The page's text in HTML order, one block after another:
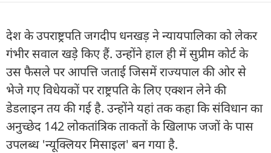
देश के उपराष्ट्रपति जगदीप धनखड़ ने न्यायपालिका को लेकर
गंभीर सवाल खड़े किए हैं. उन्होंने हाल ही में सुप्रीम कोर्ट के
उस फैसले पर आपत्ति जताई जिसमें राज्यपाल की ओर से
भेजे गए विधेयकों पर राष्ट्रपति के लिए एक्शन लेने की
डेडलाइन तय की गई है. उन्होंने यहां तक कहा कि संविधान का
अनुच्छेद 142 लोकतांत्रिक ताकतों के खिलाफ जजों के पास
उपलब्ध 'न्यूक्लियर मिसाइल' बन गया है.